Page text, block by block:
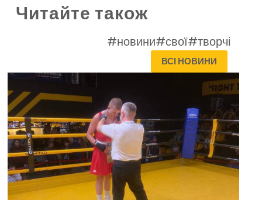
Читайте також
#новини#свої#творчі
ВСІ НОВИНИ